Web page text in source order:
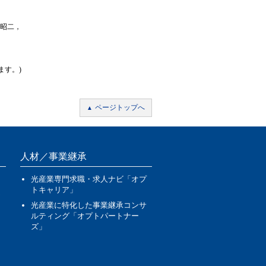
二，
す。)
ページトップへ
人材／事業継承
光産業専門求職・求人ナビ「オプ
トキャリア」
光産業に特化した事業継承コンサ
ルティング「オプトパートナー
ズ」